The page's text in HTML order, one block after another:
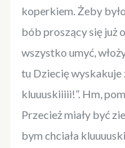
koperkiem. Żeby
bób proszący się już
wszystko umyć,
tu Dziecię wyskakuje
kluuuskiiiii!”. Hm,
Przecież miały być
bym chciała